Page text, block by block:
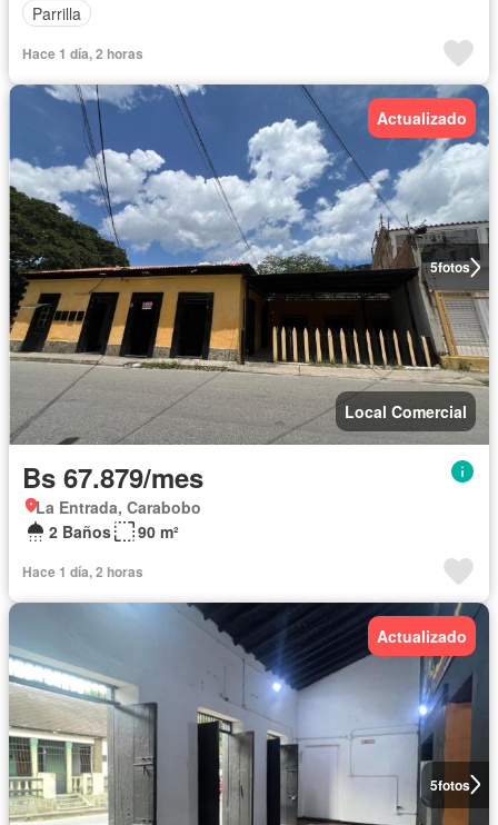
Parrilla
Hace 1 día, 2 horas
5fotos
Actualizado
Local Comercial
Bs 67.879/mes
La Entrada, Carabobo
2 Baños
90 m²
Hace 1 día, 2 horas
5fotos
Actualizado